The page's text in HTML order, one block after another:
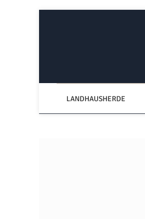
LANDHAUSHERDE